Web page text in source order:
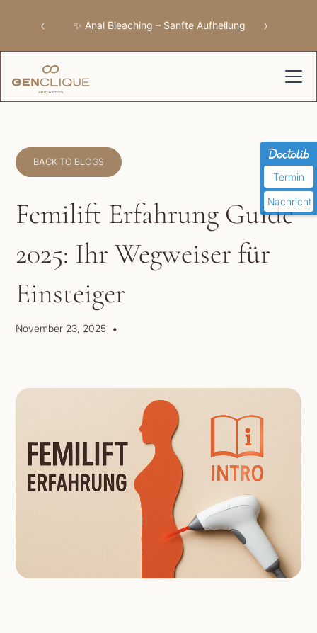
‹ ✨ Anal Bleaching – Sanfte Aufhellung ›
Termin
Nachricht
BACK TO BLOGS
Femilift Erfahrung Guide
2025: Ihr Wegweiser für
Einsteiger
November 23, 2025 •